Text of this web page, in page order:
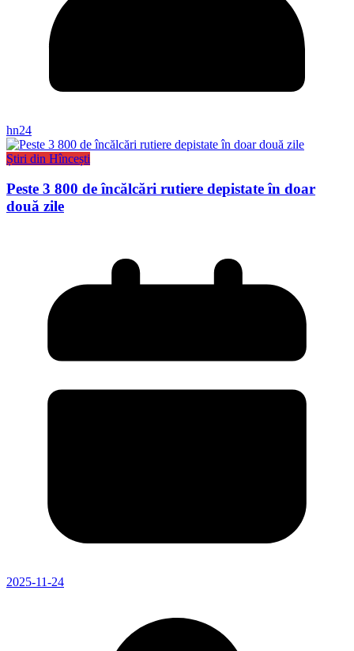
hn24
Știri din Hîncești
Peste 3 800 de încălcări rutiere depistate în doar
două zile
2025-11-24